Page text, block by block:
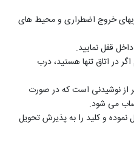
خروج اضطراری و محیط های
قفل نمایید.
در اتاق تنها هستید، درب
از نوشیدنی است که در صورت
می شود.
و کلید را به پذیرش تحویل